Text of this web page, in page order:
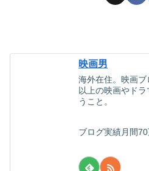
映画男
海外在住。映画
以上の映画やド
うこと。
ブログ実績月間70